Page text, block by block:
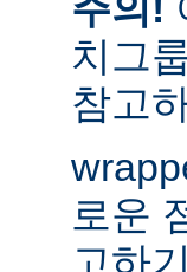
치그
참고
로운
고하